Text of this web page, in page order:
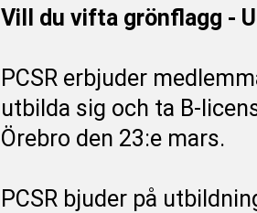
Vill du vifta grönflagg -
PCSR erbjuder
utbilda sig och ta B-
Örebro den 23:e mars.
PCSR bjuder på